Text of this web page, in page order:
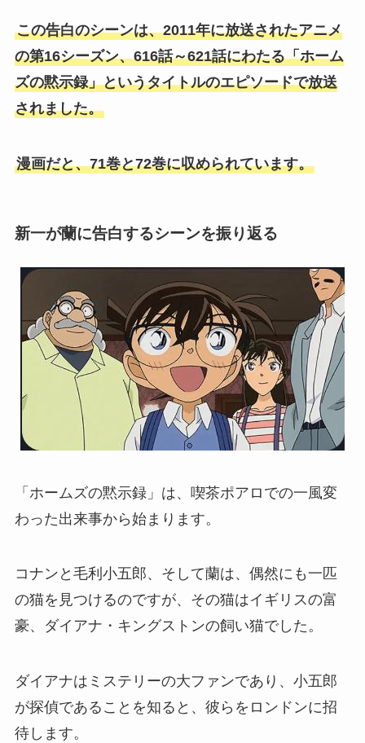
この告白のシーンは、2011年に放送されたアニメ
の第16シーズン、616話～621話にわたる「ホーム
ズの黙示録」というタイトルのエピソードで放送
されました。
漫画だと、71巻と72巻に収められています。
新一が蘭に告白するシーンを振り返る
「ホームズの黙示録」は、喫茶ポアロでの一風変
わった出来事から始まります。
コナンと毛利小五郎、そして蘭は、偶然にも一匹
の猫を見つけるのですが、その猫はイギリスの富
豪、ダイアナ・キングストンの飼い猫でした。
ダイアナはミステリーの大ファンであり、小五郎
が探偵であることを知ると、彼らをロンドンに招
待します。